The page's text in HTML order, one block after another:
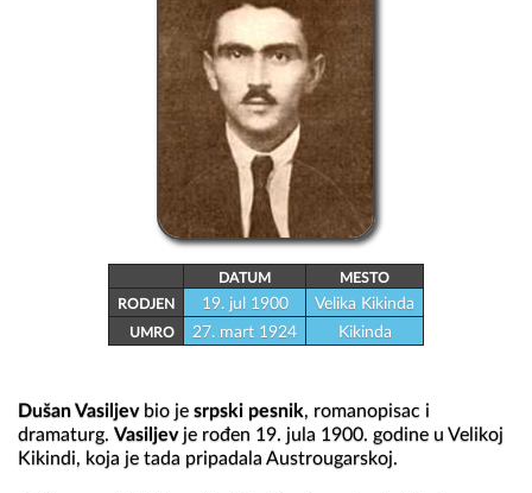
DATUM
MESTO
RODJEN
19. jul 1900 Velika Kikinda
UMRO 27. mart 1924 Kikinda
Dušan Vasiljev bio je srpski pesnik, romanopisac i
dramaturg. Vasiljev je rođen 19. jula 1900. godine u Velikoj
Kikindi, koja je tada pripadala Austrougarskoj.